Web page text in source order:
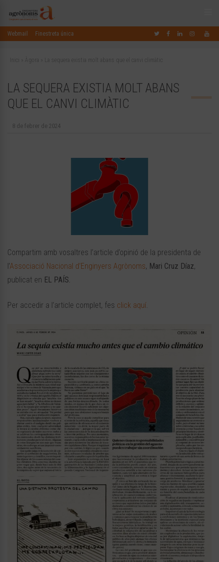
Webmail Finestreta única
Inici Àgora La sequera existia molt abans que el canvi climàtic
LA SEQUERA EXISTIA MOLT ABANS
QUE EL CANVI CLIMÀTIC
8 de febrer de 2024
Compartim amb vosaltres l’article d’opinió de la presidenta de
l’Associació Nacional d’Enginyers Agrònoms, Mari Cruz Díaz,
publicat en EL PAÍS.
Per accedir a l’article complet, fes click aquí.